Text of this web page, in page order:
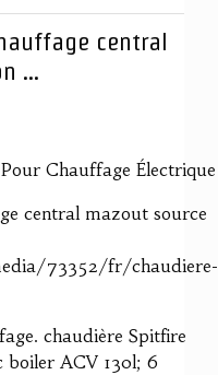
central
...
Chauffage Électrique
central mazout source
73352/fr/chaudiere-
chaudière Spitfire
boiler ACV 130l; 6